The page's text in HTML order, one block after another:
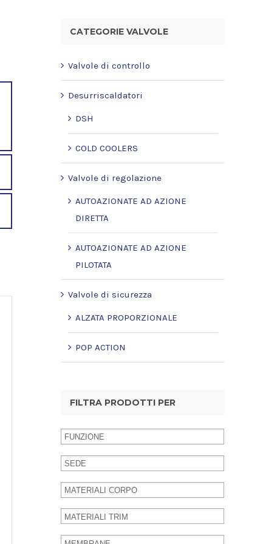
CATEGORIE VALVOLE
Valvole di controllo
Desurriscaldatori
DSH
COLD COOLERS
Valvole di regolazione
AUTOAZIONATE AD AZIONE
DIRETTA
AUTOAZIONATE AD AZIONE
PILOTATA
Valvole di sicurezza
ALZATA PROPORZIONALE
POP ACTION
FILTRA PRODOTTI PER